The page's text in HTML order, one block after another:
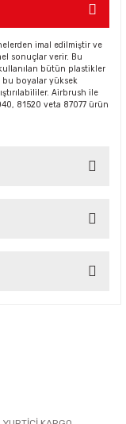
imal edilmiştir ve
sonuçlar verir. Bu
bütün plastikler
boyalar yüksek
Airbrush ile
81520 veta 87077 ürün